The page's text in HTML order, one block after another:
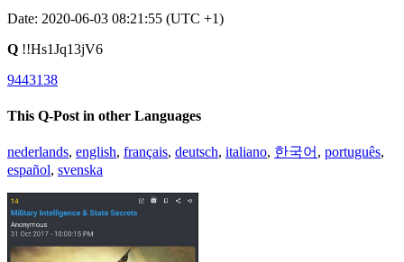
Date: 2020-06-03 08:21:55 (UTC +1)
Q !!Hs1Jq13jV6
9443138
This Q-Post in other Languages
nederlands, english, français, deutsch, italiano, 한국어 , português,
español, svenska